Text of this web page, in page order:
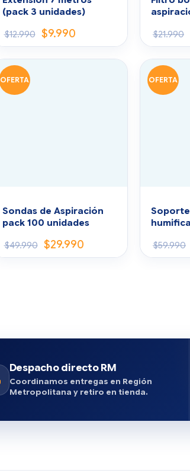
(pack 3 unidades)
$12.990 $9.990 $21.990
OFERTA
Sondas de Aspiración
pack 100 unidades
$49.990 $29.990
OFERTA
$59.990
Despacho directo RM
Coordinamos entregas en Región
Metropolitana y retiro en tienda.